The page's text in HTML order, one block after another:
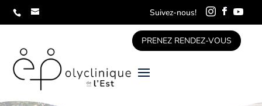
Suivez-nous!
PRENEZ RENDEZ-VOUS